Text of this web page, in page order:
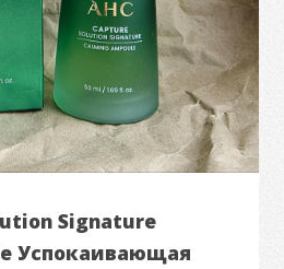
Signature
Успокаивающая